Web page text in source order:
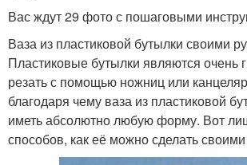
Вас ждут 29 фото с пошаговыми
Ваза из пластиковой бутылки своими
Пластиковые бутылки являются очень
резать с помощью ножниц или
благодаря чему ваза из пластиковой
иметь абсолютно любую форму. Вот
способов, как её можно сделать